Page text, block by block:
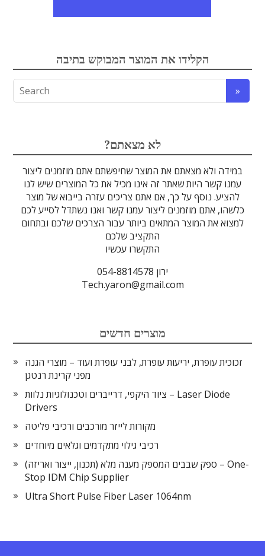
אופטיקה
אופטומכניקה ובקרת תנועה
סיבים אופטיים
מקורות אור
מוליכי אור
לדים
הדמיה ומצלמות
גלאים וחיישנים
מסננים אופטיים
לייזרים ומוצרי בטיחות לייזר
גבישים
ספקטרוסקופיה
אלקטרוניקה
מיגון קרינה
עדשות
מתקנים לרפואה
טרה-הרץ
מוצרי קוורץ
זכוכיות וציפויים
מוצרים אחרים
הקלידו את המוצר המבוקש בתיבה
?לא מצאתם
במידה ולא מצאתם את המוצר שחיפשתם אתם מוזמנים ליצור
עמנו קשר היות שאתר זה אינו מכיל את כל המוצרים שיש לנו
להציע. נוסף על כך, אם אתם צריכים עזרה בייבוא של מוצר
כלשהו, אתם מוזמנים ליצור עמנו קשר ואנו נשתדל לסייע לכם
למצוא את המוצר המתאים ביותר עבור הצרכים שלכם ובתחום
התקציב שלכם
התקשרו עכשיו
ירון 054-8814578
Tech.yaron@gmail.com
מוצרים חדשים
זכוכית עופרת, יריעות עופרת, לבני עופרת ועוד – מוצרי הגנה
מפני קרינת רנטגן
ציוד היקפי, דרייברים וטכנולוגיות נלוות – Laser Diode
Drivers
מקורות לייזר מורכבים ורכיבי פליטה
רכיבי גילוי מתקדמים וגלאים מיוחדים
ספק שבבים המספק מענה מלא (תכנון, ייצור ואריזה) – One-
Stop IDM Chip Supplier
Ultra Short Pulse Fiber Laser 1064nm